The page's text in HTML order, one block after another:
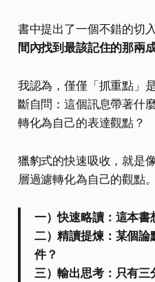
書中提出了一個不錯的切
間內找到最該記住的那兩
我認為，僅僅「抓重點」
斷自問：這個訊息帶著什
轉化為自己的表達觀點？
獵豹式的快速吸收，就是
層過濾轉化為自己的觀點。
一）快速略讀：這本書
二）精讀提煉：某個
件？
三）輸出思考：只有